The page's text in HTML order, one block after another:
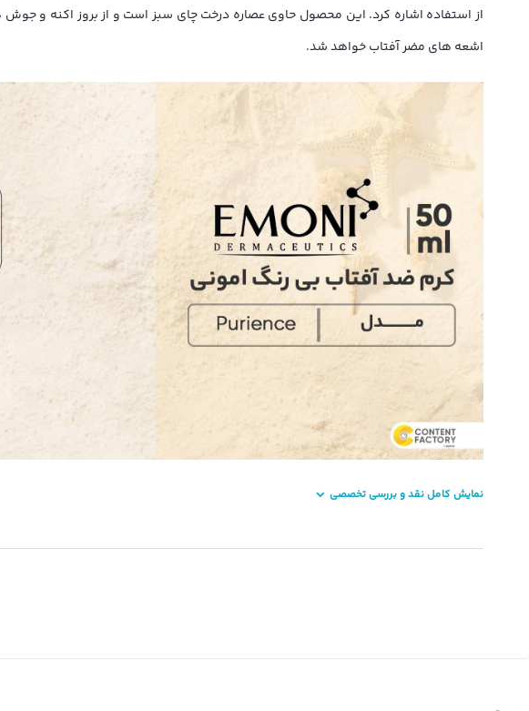
اشعه های مضر آفتاب خواهد شد.
نمایش کامل نقد و بررسی تخصصی